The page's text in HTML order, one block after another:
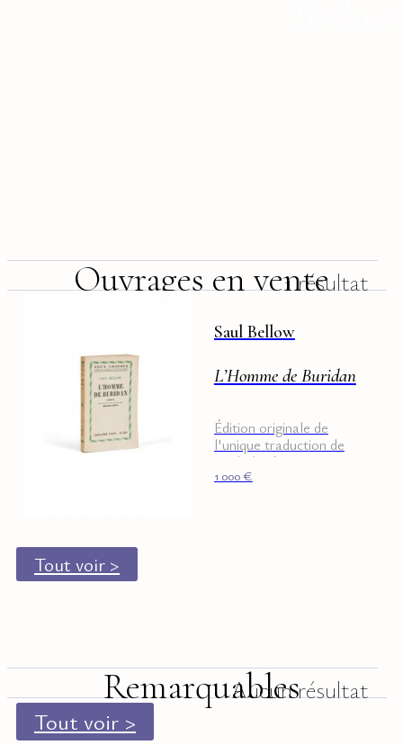
Ouvrages en vente
1 résultat
Saul Bellow
L’Homme de Buridan
Édition originale de
l'unique traduction de
Michel Déon.
1 000€
Tout voir >
RemarquablesAucun résultat
Tout voir >